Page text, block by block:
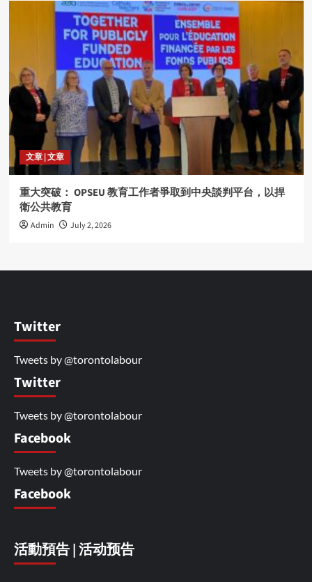
文章 | 文章
重大突破： OPSEU 教育工作者爭取到中央談判平台，以捍
衛公共教育
Admin July 2, 2026
Twitter
Tweets by @torontolabour
Twitter
Tweets by @torontolabour
Facebook
Tweets by @torontolabour
Facebook
活動預告 | 活动预告